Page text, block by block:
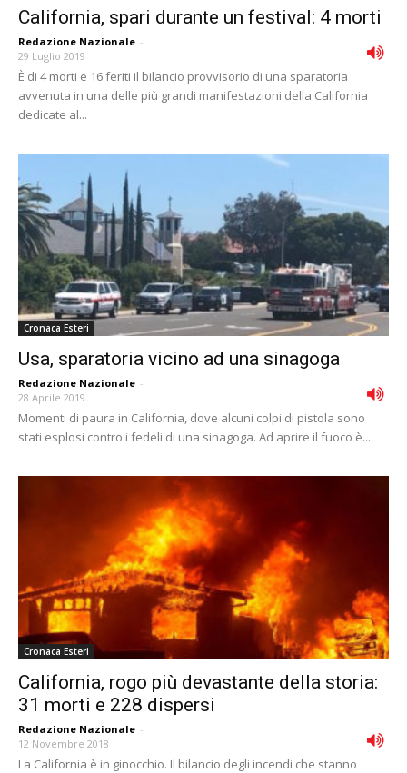
California, spari durante un festival: 4 morti
Redazione Nazionale -
29 Luglio 2019
È di 4 morti e 16 feriti il bilancio provvisorio di una sparatoria
avvenuta in una delle più grandi manifestazioni della California
dedicate al...
Cronaca Esteri
Usa, sparatoria vicino ad una sinagoga
Redazione Nazionale -
28 Aprile 2019
Momenti di paura in California, dove alcuni colpi di pistola sono
stati esplosi contro i fedeli di una sinagoga. Ad aprire il fuoco è...
Cronaca Esteri
California, rogo più devastante della storia:
31 morti e 228 dispersi
Redazione Nazionale -
12 Novembre 2018
La California è in ginocchio. Il bilancio degli incendi che stanno